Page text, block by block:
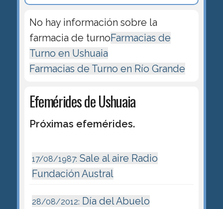
No hay información sobre la
farmacia de turnoFarmacias de
Turno en Ushuaia
Farmacias de Turno en Río Grande
Efemérides de Ushuaia
Próximas efemérides.
17/08/1987: Sale al aire Radio
Fundación Austral
28/08/2012: Día del Abuelo